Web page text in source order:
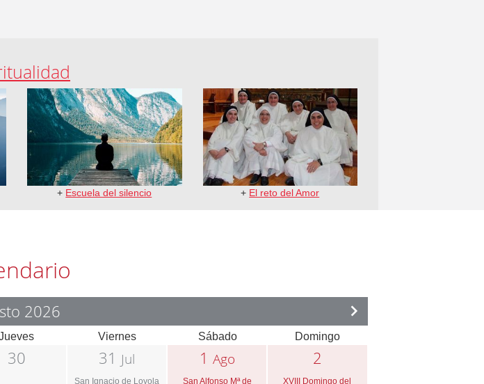
+ Escuela del silencio + El reto del Amor
2026
Viernes Sábado Domingo
30 31 Jul
San Ignacio de Loyola
1 Ago
San Alfonso Mª de
2
XVIII Domingo del